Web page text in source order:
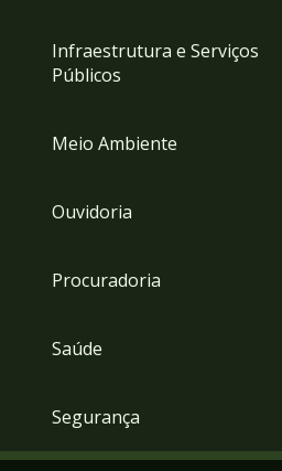
Infraestrutura e Serviços
Públicos
Meio Ambiente
Ouvidoria
Procuradoria
Saúde
Segurança